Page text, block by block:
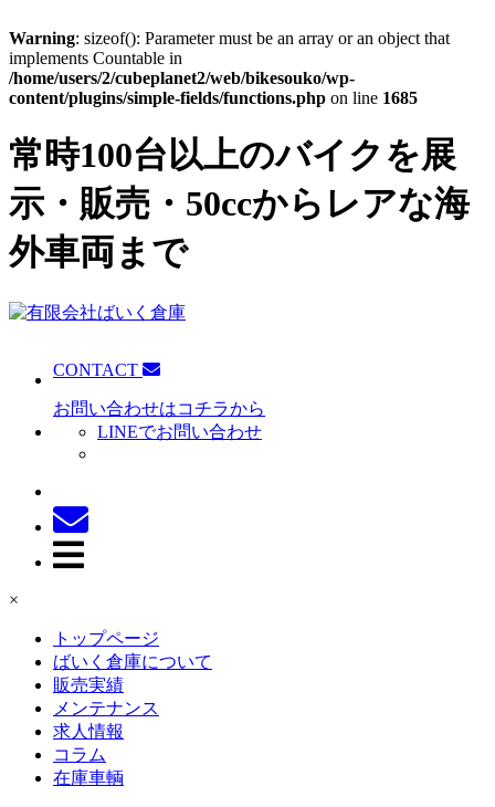
Warning: sizeof(): Parameter must be an array or an object that
implements Countable in
/home/users/2/cubeplanet2/web/bikesouko/wp-
content/plugins/simple-fields/functions.php on line 1685
常時100台以上のバイクを展
示・販売・50ccからレアな海
外車両まで
CONTACT
お問い合わせはコチラから
LINEでお問い合わせ
×
トップページ
ばいく倉庫について
販売実績
メンテナンス
求人情報
コラム
在庫車輌